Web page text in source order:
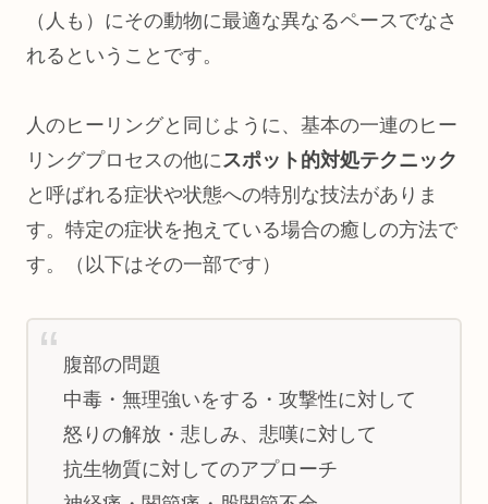
（人も）にその動物に最適な異なるペースでなさ
れるということです。
人のヒーリングと同じように、基本の一連のヒー
リングプロセスの他にスポット的対処テクニック
と呼ばれる症状や状態への特別な技法がありま
す。特定の症状を抱えている場合の癒しの方法で
す。（以下はその一部です）
腹部の問題
中毒・無理強いをする・攻撃性に対して
怒りの解放・悲しみ、悲嘆に対して
抗生物質に対してのアプローチ